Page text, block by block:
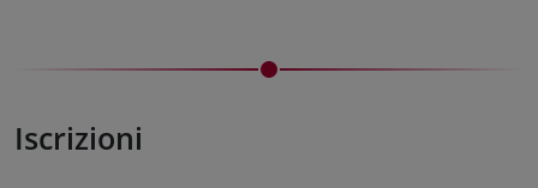
Iscrizioni